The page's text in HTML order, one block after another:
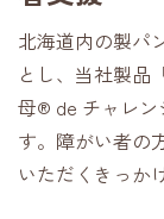
北海道内の製パ
とし、当社製品
母® de チャレン
す。障がい者の
いただくきっか